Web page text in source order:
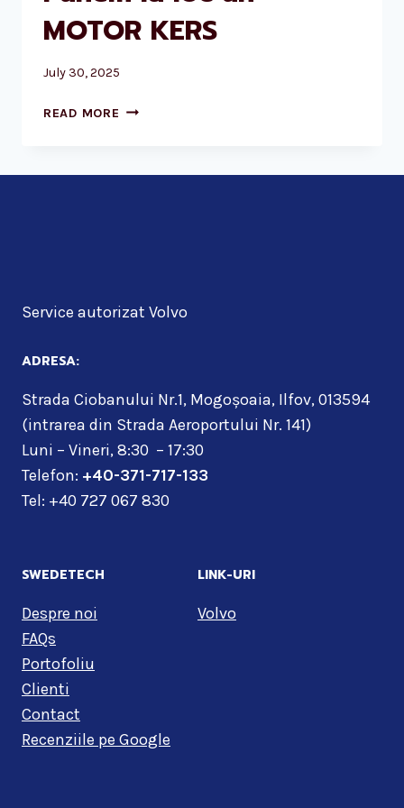
MOTOR KERS
July 30, 2025
READ MORE PUNEM
Service autorizat Volvo
ADRESA:
Strada Ciobanului Nr.1, Mogoșoaia, Ilfov, 013594
(intrarea din Strada Aeroportului Nr. 141)
Luni – Vineri, 8:30 – 17:30
Telefon: +40-371-717-133
Tel: +40 727 067 830
SWEDETECH
Despre noi
FAQs
Portofoliu
Clienti
Contact
Recenziile pe Google
LINK-URI
Volvo